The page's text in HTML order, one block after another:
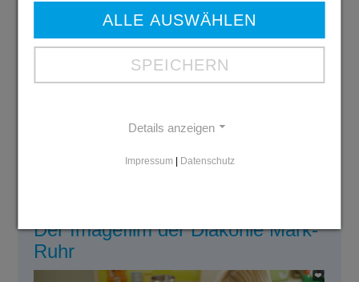
Ausbildungs-
Der Imagefilm der Diakonie Mark-
Ruhr
ALLE AUSWÄHLEN
SPEICHERN
Details anzeigen
Impressum | Datenschutz